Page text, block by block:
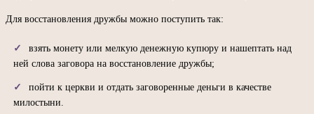
Для восстановления дружбы можно поступить так:
взять монету или мелкую денежную купюру и нашептать над
ней слова заговора на восстановление дружбы;
пойти к церкви и отдать заговоренные деньги в качестве
милостыни.